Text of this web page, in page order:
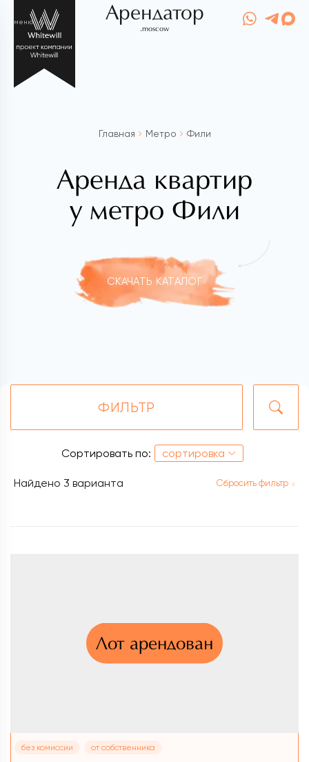
меню Арендатор
.moscow
Главная Метро Фили
Аренда квартир
у метро Фили
СКАЧАТЬ КАТАЛОГ
ФИЛЬТР
Найдено 3 варианта Сбросить фильтр
Сортировать по: сортировка
Лот арендован
без комиссии от собственника